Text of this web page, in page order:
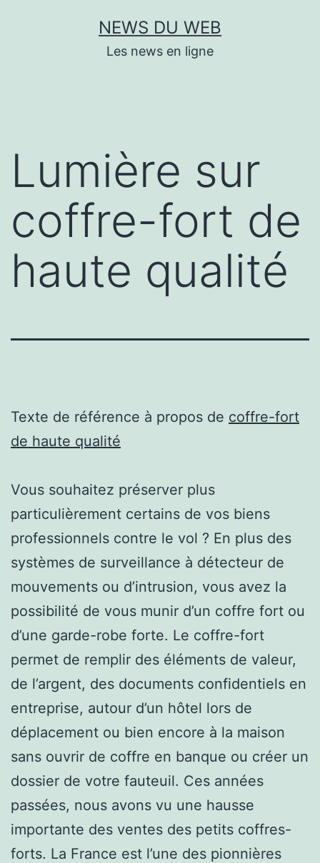
NEWS DU WEB
Les news en ligne
Lumière sur
coffre-fort de
haute qualité
Texte de référence à propos de coffre-fort
de haute qualité
Vous souhaitez préserver plus
particulièrement certains de vos biens
professionnels contre le vol ? En plus des
systèmes de surveillance à détecteur de
mouvements ou d’intrusion, vous avez la
possibilité de vous munir d’un coffre fort ou
d’une garde-robe forte. Le coffre-fort
permet de remplir des éléments de valeur,
de l’argent, des documents confidentiels en
entreprise, autour d’un hôtel lors de
déplacement ou bien encore à la maison
sans ouvrir de coffre en banque ou créer un
dossier de votre fauteuil. Ces années
passées, nous avons vu une hausse
importante des ventes des petits coffres-
forts. La France est l’une des pionnières